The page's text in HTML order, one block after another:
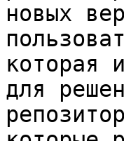
новых
которая
для